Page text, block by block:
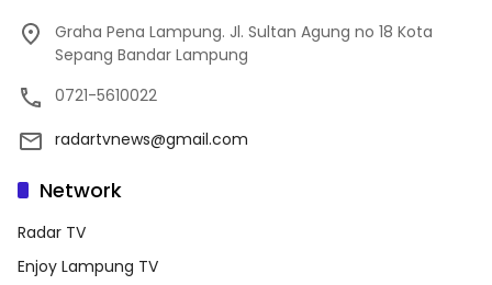
Graha Pena Lampung. Jl. Sultan Agung no 18 Kota
Sepang Bandar Lampung
0721-5610022
radartvnews@gmail.com
Network
Radar TV
Enjoy Lampung TV